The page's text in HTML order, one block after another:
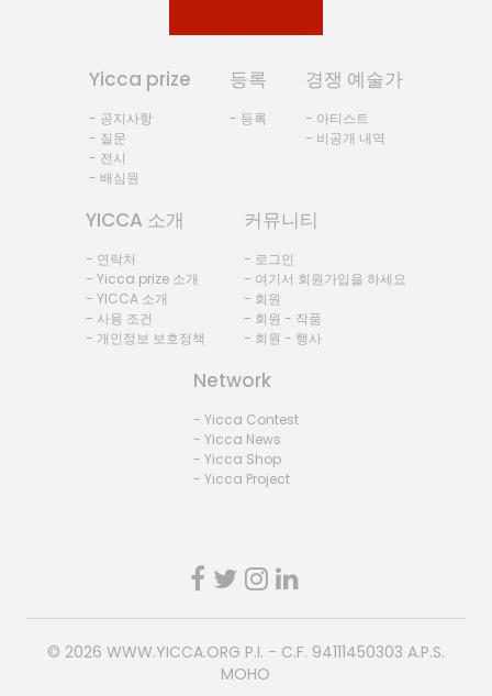
Yicca prize
- 공지사항
- 질문
- 전시
- 배심원
등록
- 등록
경쟁 예술가
- 아티스트
- 비공개 내역
YICCA 소개
- 연락처
- Yicca prize 소개
- YICCA 소개
- 사용 조건
- 개인정보 보호정책
커뮤니티
- 로그인
- 여기서 회원가입을 하세요
- 회원
- 회원 - 작품
- 회원 - 행사
Network
- Yicca Contest
- Yicca News
- Yicca Shop
- Yicca Project
© 2026 WWW.YICCA.ORG P.I. - C.F. 94111450303 A.P.S.
MOHO